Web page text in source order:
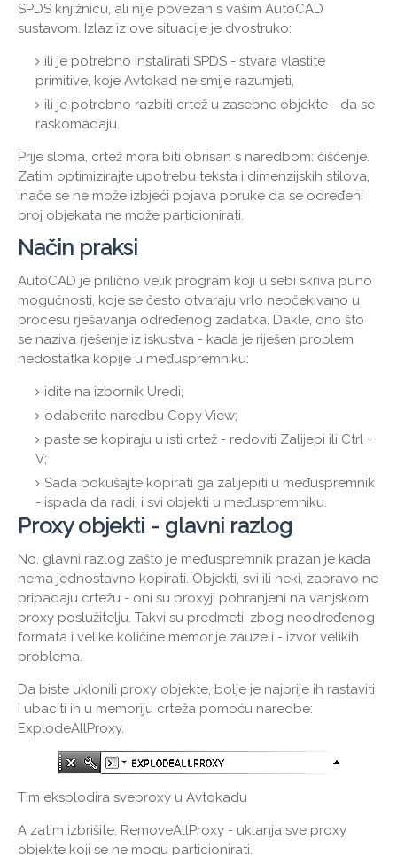
SPDS knjižnicu, ali nije povezan s vašim AutoCAD
sustavom. Izlaz iz ove situacije je dvostruko:
ili je potrebno instalirati SPDS - stvara vlastite
primitive, koje Avtokad ne smije razumjeti,
ili je potrebno razbiti crtež u zasebne objekte - da se
raskomadaju.
Prije sloma, crtež mora biti obrisan s naredbom: čišćenje.
Zatim optimizirajte upotrebu teksta i dimenzijskih stilova,
inače se ne može izbjeći pojava poruke da se određeni
broj objekata ne može particionirati.
Način praksi
AutoCAD je prilično velik program koji u sebi skriva puno
mogućnosti, koje se često otvaraju vrlo neočekivano u
procesu rješavanja određenog zadatka. Dakle, ono što
se naziva rješenje iz iskustva - kada je riješen problem
nedostatka kopije u međuspremniku:
idite na izbornik Uredi;
odaberite naredbu Copy View;
paste se kopiraju u isti crtež - redoviti Zalijepi ili Ctrl +
V;
Sada pokušajte kopirati ga zalijepiti u međuspremnik
- ispada da radi, i svi objekti u međuspremniku.
Proxy objekti - glavni razlog
No, glavni razlog zašto je međuspremnik prazan je kada
nema jednostavno kopirati. Objekti, svi ili neki, zapravo ne
pripadaju crtežu - oni su proxyji pohranjeni na vanjskom
proxy poslužitelju. Takvi su predmeti, zbog neodređenog
formata i velike količine memorije zauzeli - izvor velikih
problema.
Da biste uklonili proxy objekte, bolje je najprije ih rastaviti
i ubaciti ih u memoriju crteža pomoću naredbe:
ExplodeAllProxy.
Tim eksplodira sveproxy u Avtokadu
A zatim izbrišite: RemoveAllProxy - uklanja sve proxy
objekte koji se ne mogu particionirati.